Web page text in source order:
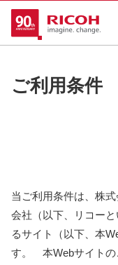
ご利用条件
当ご利用条件は、株
会社（以下、リコー
るサイト（以下、本
す。 本Webサイトの